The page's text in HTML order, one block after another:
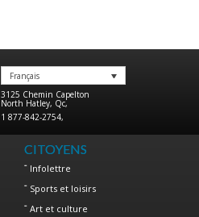
Français
3125 Chemin Capelton
North Hatley, Qc,
1 877-842-2754,
CITOYENS
Infolettre
Sports et loisirs
Art et culture